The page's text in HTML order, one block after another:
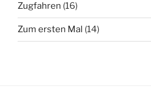
Zugfahren (16)
Zum ersten Mal (14)